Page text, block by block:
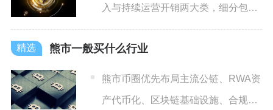
入与持续运营开销两大类，细分包含
矿机硬件成本、电力能耗成本
熊市一般买什么行业
熊市币圈优先布局主流公链、RWA资
产代币化、区块链基础设施、合规稳